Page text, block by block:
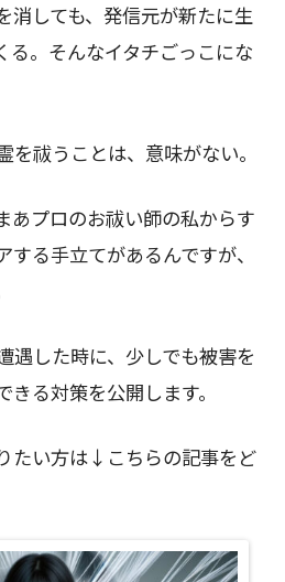
消しても、発信元が新たに生
る。そんなイタチごっこにな
祓うことは、意味がない。
あプロのお祓い師の私からす
る手立てがあるんですが、
遇した時に、少しでも被害を
る対策を公開します。
たい方は↓こちらの記事をど